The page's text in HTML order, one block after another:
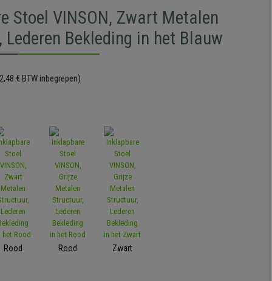
Stoel VINSON, Zwart Metalen
Lederen Bekleding in het Blauw
€ BTW inbegrepen)
Rood Rood Zwart